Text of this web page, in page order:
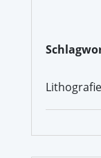
Lithografie